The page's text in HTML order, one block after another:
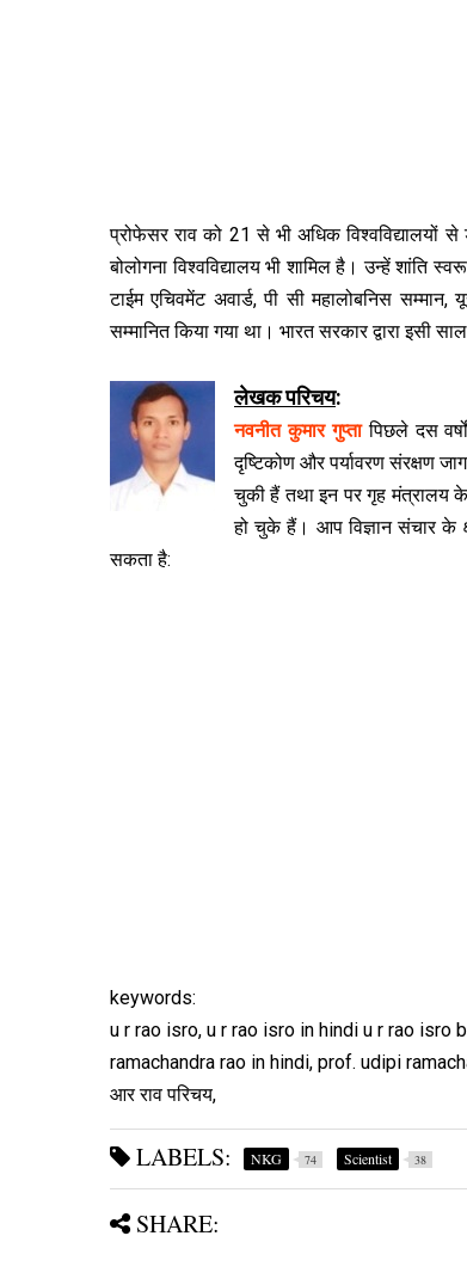
प्रोफेसर राव को 21 से भी अधिक विश्वविद्यालयों से
बोलोगना विश्वविद्यालय भी शामिल है। उन्हें शांति
टाईम एचिवमेंट अवार्ड, पी सी महालोबनिस सम्मान,
सम्मानित किया गया था। भारत सरकार द्वारा इसी
लेखक परिचय:
नवनीत कुमार गुप्तापिछले दस
दृष्टिकोण और पर्यावरण संरक्षण
चुकी हैं तथा इन पर गृह मंत्रालय के
हो चुके हैं। आप विज्ञान संचार के
सकता है:
keywords:
u r rao isro, u r rao isro in hindi u r rao isro
ramachandra rao in hindi, prof. udipi
आर राव परिचय,
LABELS: NKG 74 Scientist 38
SHARE: